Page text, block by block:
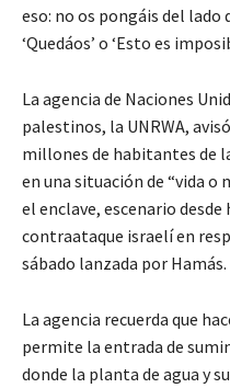
eso: no os pongáis del lado
‘Quedáos’ o ‘Esto es
La agencia de Naciones
palestinos, la UNRWA,
millones de habitantes de
en una situación de “vida o
el enclave, escenario desde
contraataque israelí en
sábado lanzada por Hamás.
La agencia recuerda que
permite la entrada de
donde la planta de agua y